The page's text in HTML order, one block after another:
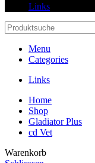
Links
Menu
Categories
Links
Home
Shop
Gladiator Plus
cd Vet
Warenkorb